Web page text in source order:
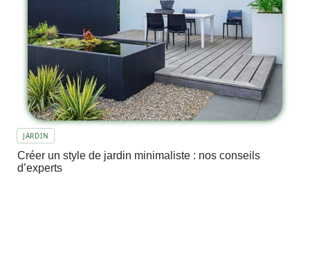
JARDIN
Créer un style de jardin minimaliste : nos conseils
d’experts